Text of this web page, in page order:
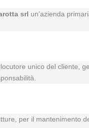
srl un’azienda
unico del cliente,
per il mantenimento